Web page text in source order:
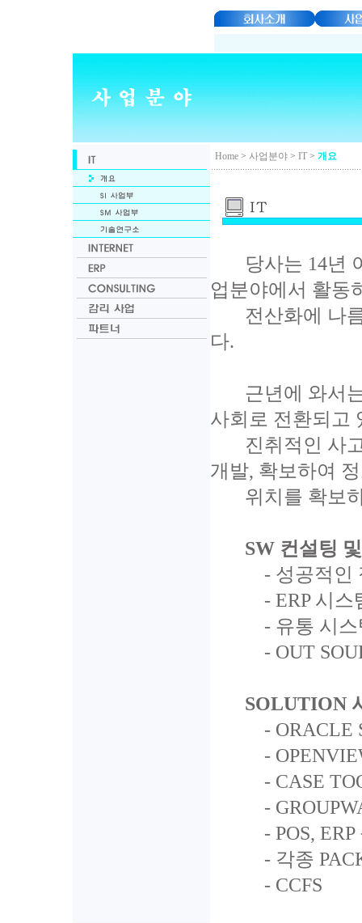
Home > 사업분야 > IT > 개요
당사는 14년
업분야에서 활동
전산화에 나
다.
근년에 와서
사회로 전환되고
진취적인 사
개발, 확보하여
위치를 확보
SW 컨설팅
- 성공적인
- ERP 시스
- 유통 시스
- OUT
SOLUTION
- ORACLE
-
- CASE
-
- POS, ERP
- 각종
- CCFS